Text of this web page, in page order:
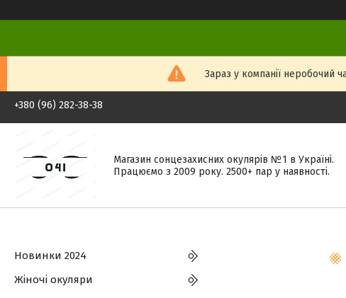
Зараз у компанії неробочий
+380 (96) 282-38-38
Магазин сонцезахисних окулярів №1 в Україні.
Працюємо з 2009 року. 2500+ пар у наявності.
Новинки 2024
Жіночі окуляри